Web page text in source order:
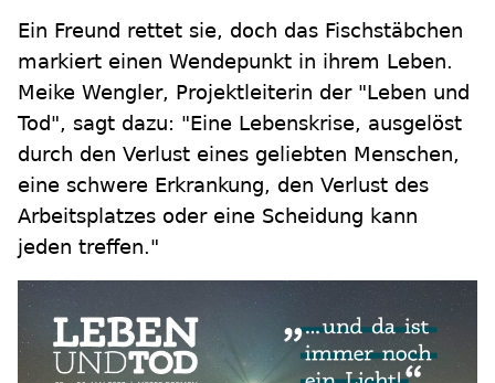
Ein Freund rettet sie, doch das Fischstäbchen
markiert einen Wendepunkt in ihrem Leben.
Meike Wengler, Projektleiterin der "Leben und
Tod", sagt dazu: "Eine Lebenskrise, ausgelöst
durch den Verlust eines geliebten Menschen,
eine schwere Erkrankung, den Verlust des
Arbeitsplatzes oder eine Scheidung kann
jeden treffen."